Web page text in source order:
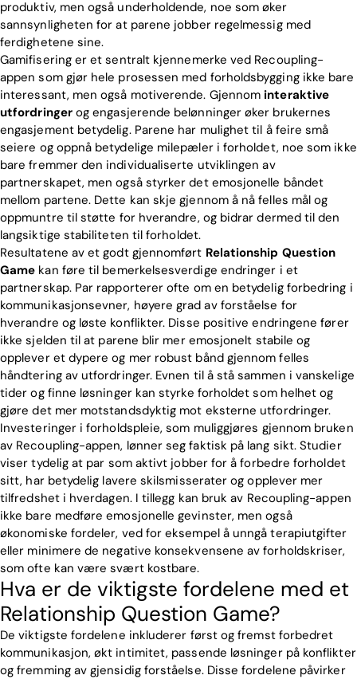
Blog
Download
produktiv, men også underholdende, noe som øker
sannsynligheten for at parene jobber regelmessig med
ferdighetene sine.
Gamifisering er et sentralt kjennemerke ved Recoupling-
appen som gjør hele prosessen med forholdsbygging ikke bare
interessant, men også motiverende. Gjennominteraktive
utfordringerog engasjerende belønninger øker brukernes
engasjement betydelig. Parene har mulighet til å feire små
seiere og oppnå betydelige milepæler i forholdet, noe som ikke
bare fremmer den individualiserte utviklingen av
partnerskapet, men også styrker det emosjonelle båndet
mellom partene. Dette kan skje gjennom å nå felles mål og
oppmuntre til støtte for hverandre, og bidrar dermed til den
langsiktige stabiliteten til forholdet.
Resultatene av et godt gjennomført Relationship Question
Game kan føre til bemerkelsesverdige endringer i et
partnerskap. Par rapporterer ofte om en betydelig forbedring i
kommunikasjonsevner, høyere grad av forståelse for
hverandre og løste konflikter. Disse positive endringene fører
ikke sjelden til at parene blir mer emosjonelt stabile og
opplever et dypere og mer robust bånd gjennom felles
håndtering av utfordringer. Evnen til å stå sammen i vanskelige
tider og finne løsninger kan styrke forholdet som helhet og
gjøre det mer motstandsdyktig mot eksterne utfordringer.
Investeringer i forholdspleie, som muliggjøres gjennom bruken
av Recoupling-appen, lønner seg faktisk på lang sikt. Studier
viser tydelig at par som aktivt jobber for å forbedre forholdet
sitt, har betydelig lavere skilsmisserater og opplever mer
tilfredshet i hverdagen. I tillegg kan bruk av Recoupling-appen
ikke bare medføre emosjonelle gevinster, men også
økonomiske fordeler, ved for eksempel å unngå terapiutgifter
eller minimere de negative konsekvensene av forholdskriser,
som ofte kan være svært kostbare.
Hva er de viktigste fordelene med et
Relationship Question Game?
De viktigste fordelene inkluderer først og fremst forbedret
kommunikasjon, økt intimitet, passende løsninger på konflikter
og fremming av gjensidig forståelse. Disse fordelene påvirker